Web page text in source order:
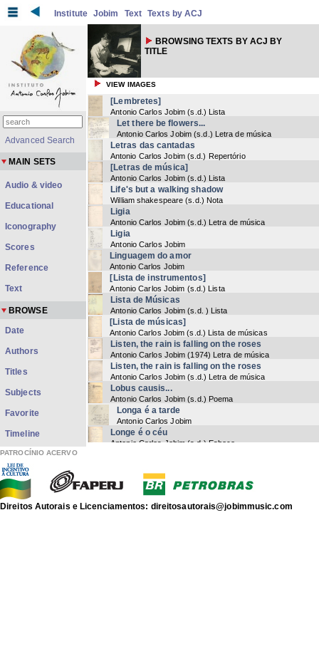
Institute Jobim Text Texts by ACJ
BROWSING TEXTS BY ACJ BY
TITLE
VIEW IMAGES
[Lembretes]
Antonio Carlos Jobim (s.d. ) Lista
Let there be flowers...
Antonio Carlos Jobim (s.d. ) Letra de música
Letras das cantadas
Antonio Carlos Jobim (s.d.) Repertório
[Letras de música]
Antonio Carlos Jobim (s.d. ) Lista
Life's but a walking shadow
William shakespeare (s.d. ) Nota
Ligia
Antonio Carlos Jobim (s.d. ) Letra de música
Ligia
Antonio Carlos Jobim
Linguagem do amor
Antonio Carlos Jobim
[Lista de instrumentos]
Antonio Carlos Jobim (s.d.) Lista
Lista de Músicas
Antonio Carlos Jobim (s.d. ) Lista
[Lista de músicas]
Antonio Carlos Jobim (s.d. ) Lista de músicas
Listen, the rain is falling on the roses
Antonio Carlos Jobim (1974) Letra de música
Listen, the rain is falling on the roses
Antonio Carlos Jobim (s.d. ) Letra de música
Lobus causis...
Antonio Carlos Jobim (s.d. ) Poema
Longa é a tarde
Antonio Carlos Jobim
Longe é o céu
Antonio Carlos Jobim (s.d.) Esboço
LP Getz Gilberto
Antonio Carlos Jobim ( s.d.) Lista de músicas
LP Sylvia
Antonio Carlos Jobim (1959) Repertório
Advanced Search
MAIN SETS
Audio & video
Educational
Iconography
Scores
Reference
Text
BROWSE
Date
Authors
Titles
Subjects
Favorite
Timeline
PATROCÍNIO ACERVO
Direitos Autorais e Licenciamentos: direitosautorais@jobimmusic.com